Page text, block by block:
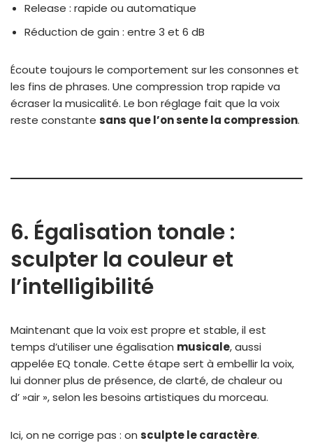
Release : rapide ou automatique
Réduction de gain : entre 3 et 6 dB
Écoute toujours le comportement sur les consonnes et
les fins de phrases. Une compression trop rapide va
écraser la musicalité. Le bon réglage fait que la voix
reste constante sans que l’on sente la compression.
6. Égalisation tonale :
sculpter la couleur et
l’intelligibilité
Maintenant que la voix est propre et stable, il est
temps d’utiliser une égalisation musicale, aussi
appelée EQ tonale. Cette étape sert à embellir la voix,
lui donner plus de présence, de clarté, de chaleur ou
d’ »air », selon les besoins artistiques du morceau.
Ici, on ne corrige pas : on sculpte le caractère.